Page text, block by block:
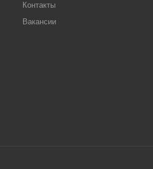
Контакты
Вакансии